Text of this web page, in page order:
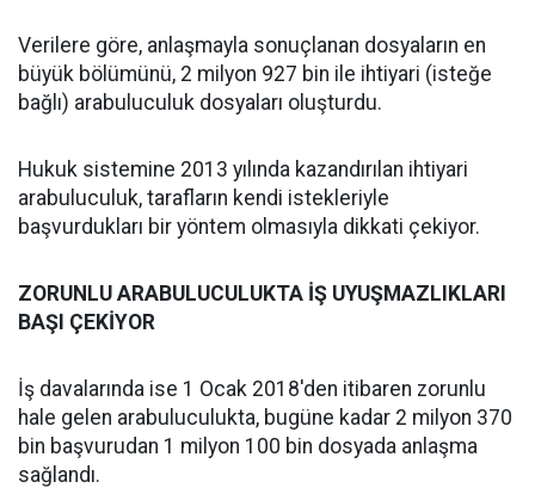
Verilere göre, anlaşmayla sonuçlanan dosyaların en
büyük bölümünü, 2 milyon 927 bin ile ihtiyari (isteğe
bağlı) arabuluculuk dosyaları oluşturdu.
Hukuk sistemine 2013 yılında kazandırılan ihtiyari
arabuluculuk, tarafların kendi istekleriyle
başvurdukları bir yöntem olmasıyla dikkati çekiyor.
ZORUNLU ARABULUCULUKTA İŞ UYUŞMAZLIKLARI
BAŞI ÇEKİYOR
İş davalarında ise 1 Ocak 2018'den itibaren zorunlu
hale gelen arabuluculukta, bugüne kadar 2 milyon 370
bin başvurudan 1 milyon 100 bin dosyada anlaşma
sağlandı.